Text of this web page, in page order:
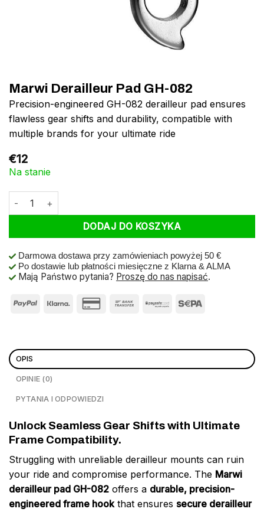
Marwi Derailleur Pad GH-082
Precision-engineered GH-082 derailleur pad ensures
flawless gear shifts and durability, compatible with
multiple brands for your ultimate ride
€12
Na stanie
ilość Marwi Derailleur Pad GH-082
DODAJ DO KOSZYKA
Darmowa dostawa przy zamówieniach powyżej 50 €
Po dostawie lub płatności miesięczne z Klarna & ALMA
Mają Państwo pytania? Proszę do nas napisać.
OPIS
OPINIE (0)
PYTANIA I ODPOWIEDZI
Unlock Seamless Gear Shifts with Ultimate
Frame Compatibility.
Struggling with unreliable derailleur mounts can ruin
your ride and compromise performance. The Marwi
derailleur pad GH-082 offers a durable, precision-
engineered frame hookthat ensures secure derailleur